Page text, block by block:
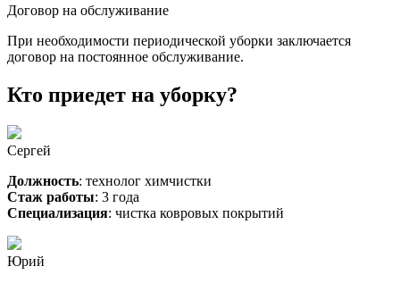
Договор на обслуживание
При необходимости периодической уборки заключается
договор на постоянное обслуживание.
Кто приедет на уборку?
Сергей
Должность: технолог химчистки
Стаж работы: 3 года
Специализация: чистка ковровых покрытий
Юрий